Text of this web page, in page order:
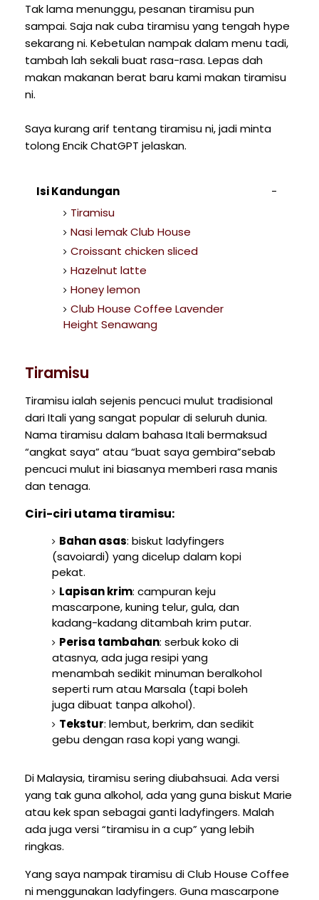
Tak lama menunggu, pesanan tiramisu pun
sampai. Saja nak cuba tiramisu yang tengah hype
sekarang ni. Kebetulan nampak dalam menu tadi,
tambah lah sekali buat rasa-rasa. Lepas dah
makan makanan berat baru kami makan tiramisu
ni.
Saya kurang arif tentang tiramisu ni, jadi minta
tolong Encik ChatGPT jelaskan.
Isi Kandungan
Tiramisu
Nasi lemak Club House
Croissant chicken sliced
Hazelnut latte
Honey lemon
Club House Coffee Lavender
Height Senawang
Tiramisu
Tiramisu ialah sejenis pencuci mulut tradisional
dari Itali yang sangat popular di seluruh dunia.
Nama tiramisu dalam bahasa Itali bermaksud
“angkat saya” atau “buat saya gembira”sebab
pencuci mulut ini biasanya memberi rasa manis
dan tenaga.
Ciri-ciri utama tiramisu:
Bahan asas: biskut ladyfingers
(savoiardi) yang dicelup dalam kopi
pekat.
Lapisan krim: campuran keju
mascarpone, kuning telur, gula, dan
kadang-kadang ditambah krim putar.
Perisa tambahan: serbuk koko di
atasnya, ada juga resipi yang
menambah sedikit minuman beralkohol
seperti rum atau Marsala (tapi boleh
juga dibuat tanpa alkohol).
Tekstur: lembut, berkrim, dan sedikit
gebu dengan rasa kopi yang wangi.
Di Malaysia, tiramisu sering diubahsuai. Ada versi
yang tak guna alkohol, ada yang guna biskut Marie
atau kek span sebagai ganti ladyfingers. Malah
ada juga versi “tiramisu in a cup” yang lebih
ringkas.
Yang saya nampak tiramisu di Club House Coffee
ni menggunakan ladyfingers. Guna mascarpone